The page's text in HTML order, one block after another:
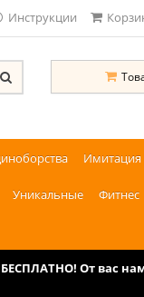
Инструкции
Имитация
Уникальные Фитнес
От вас